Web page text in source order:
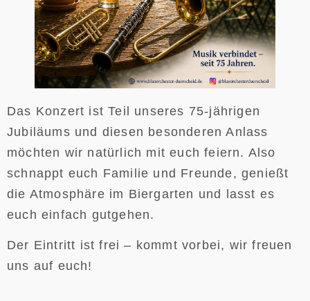
Das Konzert ist Teil unseres 75-jährigen
Jubiläums und diesen besonderen Anlass
möchten wir natürlich mit euch feiern. Also
schnappt euch Familie und Freunde, genießt
die Atmosphäre im Biergarten und lasst es
euch einfach gutgehen.
Der Eintritt ist frei – kommt vorbei, wir freuen
uns auf euch!